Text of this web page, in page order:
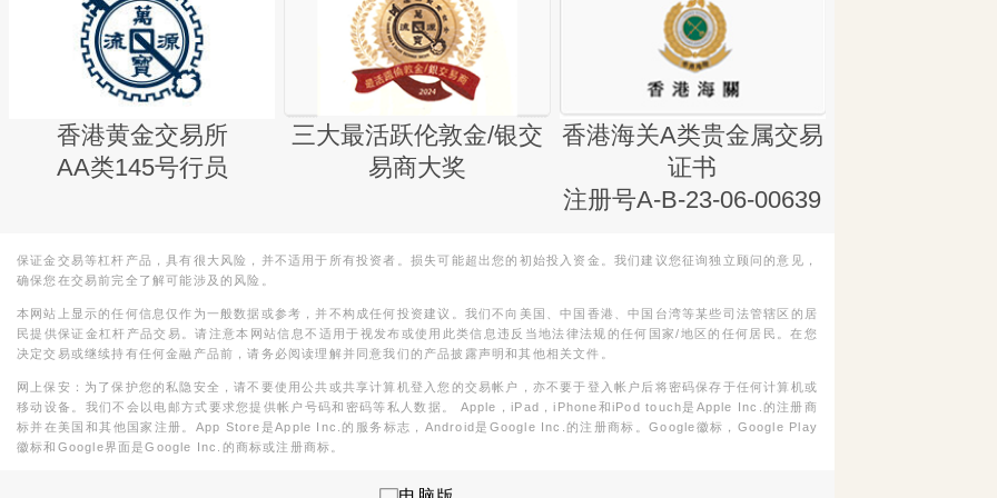
香港黄金交易所
AA类145号行员
三大最活跃伦敦金/银交
易商大奖
香港海关A类贵金属交易
证书
注册号A-B-23-06-00639
保证金交易等杠杆产品，具有很大风险，并不适用于所有投资者。损失可能超出您的初始投入资金。我们建议您征询独立顾问的意见，
确保您在交易前完全了解可能涉及的风险。
本网站上显示的任何信息仅作为一般数据或参考，并不构成任何投资建议。我们不向美国、中国香港、中国台湾等某些司法管辖区的居
民提供保证金杠杆产品交易。请注意本网站信息不适用于视发布或使用此类信息违反当地法律法规的任何国家/地区的任何居民。在您
决定交易或继续持有任何金融产品前，请务必阅读理解并同意我们的产品披露声明和其他相关文件。
网上保安：为了保护您的私隐安全，请不要使用公共或共享计算机登入您的交易帐户，亦不要于登入帐户后将密码保存于任何计算机或
移动设备。我们不会以电邮方式要求您提供帐户号码和密码等私人数据。 Apple，iPad，iPhone和iPod touch是Apple Inc.的注册商
标并在美国和其他国家注册。App Store是Apple Inc.的服务标志，Android是Google Inc.的注册商标。Google徽标，Google Play
徽标和Google界面是Google Inc.的商标或注册商标。